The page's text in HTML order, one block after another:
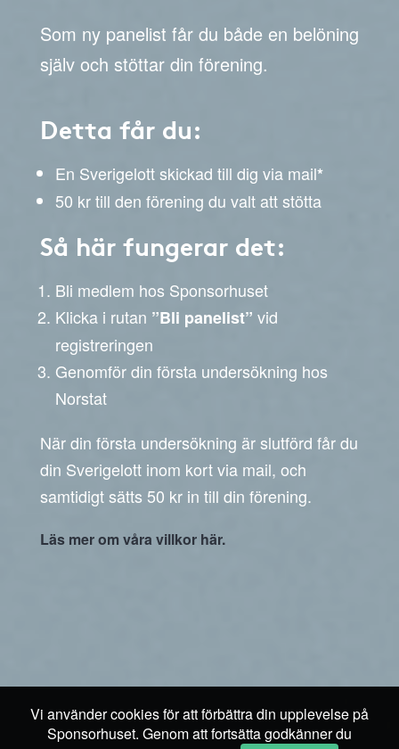
Som ny panelist får du både en belöning
själv och stöttar din förening.
Detta får du:
En Sverigelott skickad till dig via mail*
50 kr till den förening du valt att stötta
Så här fungerar det:
Bli medlem hos Sponsorhuset
Klicka i rutan ”Bli panelist” vid
registreringen
Genomför din första undersökning hos
Norstat
När din första undersökning är slutförd får du
din Sverigelott inom kort via mail, och
samtidigt sätts 50 kr in till din förening.
Läs mer om våra villkor här.
Vi använder cookies för att förbättra din upplevelse på
Sponsorhuset. Genom att fortsätta godkänner du